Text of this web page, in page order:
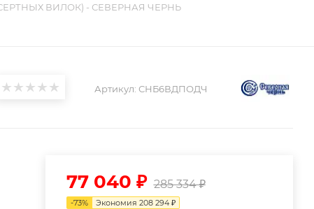
ВИЛОК) - СЕВЕРНАЯ ЧЕРНЬ
Артикул: СНБ6ВДПОДЧ
77 040 ₽ 285 334₽
-73% Экономия 208 294₽